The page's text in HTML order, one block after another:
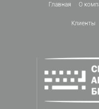
Главная О
Клиенты